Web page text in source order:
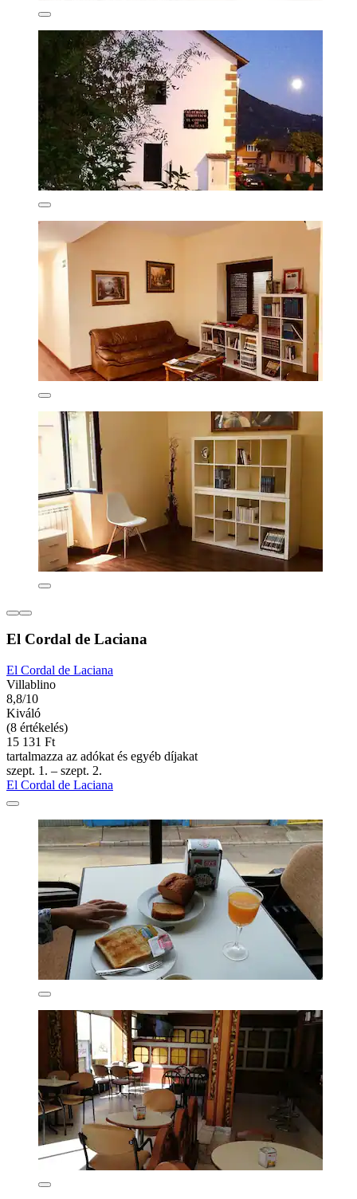
El Cordal de Laciana
El Cordal de Laciana
Villablino
8,8/10
Kiváló
(8 értékelés)
15 131 Ft
tartalmazza az adókat és egyéb díjakat
szept. 1. – szept. 2.
El Cordal de Laciana